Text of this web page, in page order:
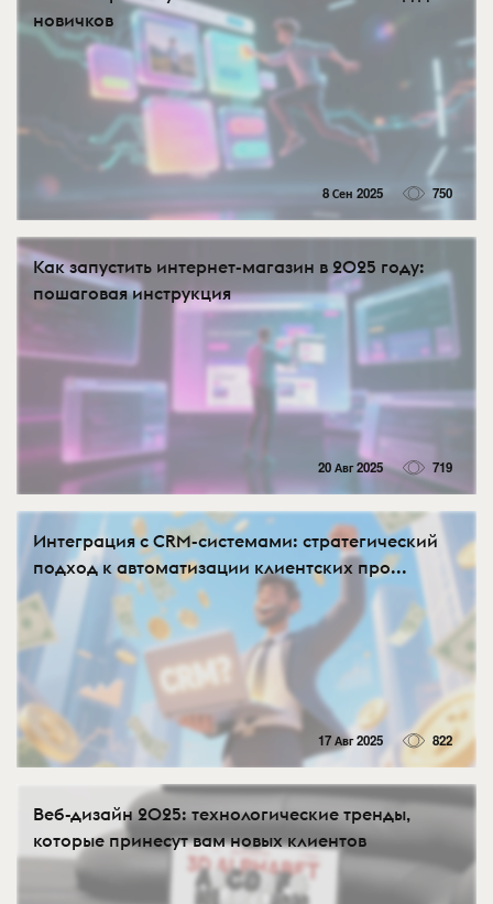
новичков
8 Сен 2025 750
Как запустить интернет-магазин в 2025 году:
пошаговая инструкция
20 Авг 2025 719
Интеграция с CRM-системами: стратегический
подход к автоматизации клиентских про...
17 Авг 2025 822
Веб-дизайн 2025: технологические тренды,
которые принесут вам новых клиентов